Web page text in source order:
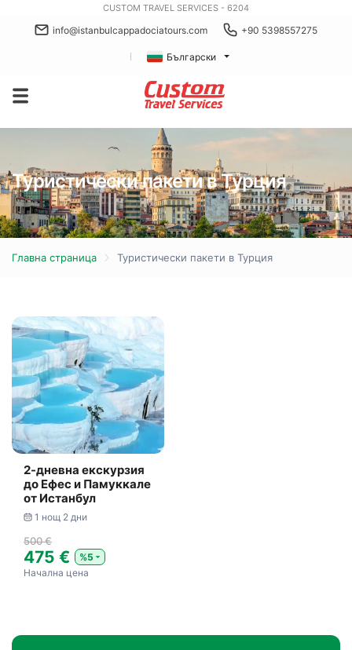
CUSTOM TRAVEL SERVICES - 6204
info@istanbulcappadociatours.com +90 5398557275
Български
Туристически пакети в Турция
Главна страница Туристически пакети в Турция
2-дневна екскурзия
до Ефес и Памуккале
от Истанбул
1 нощ 2 дни
500 €
475 €
%5
Начална цена